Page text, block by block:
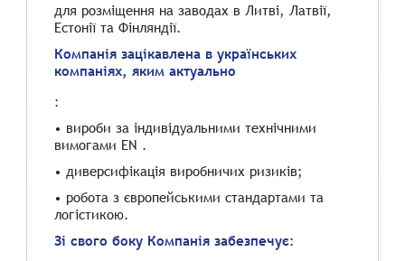
для розміщення на заводах в Литві, Латвії,
Естонії та Фінляндії.
Компанія зацікавлена в українських
компаніях, яким актуально
:
• вироби за індивідуальними технічними
вимогами EN .
• диверсифікація виробничих ризиків;
• робота з європейськими стандартами та
логістикою.
Зі свого боку Компанія забезпечує: